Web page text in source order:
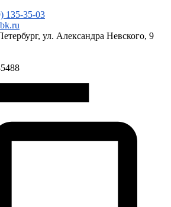
135-35-03
ул. Александра Невского, 9